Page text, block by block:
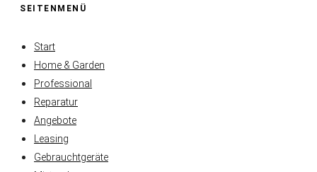
SEITENMENÜ
Start
Home & Garden
Professional
Reparatur
Angebote
Leasing
Gebrauchtgeräte